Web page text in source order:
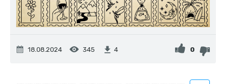
18.08.2024 345 4 0